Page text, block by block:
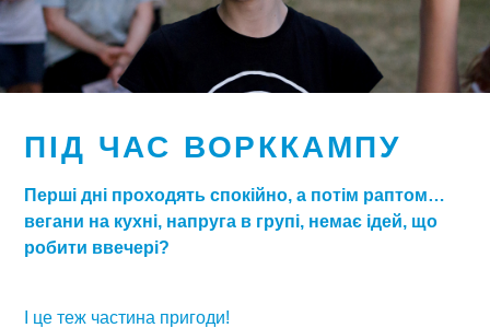
ПІД ЧАС ВОРККАМПУ
Перші дні проходять спокійно, а потім раптом…
вегани на кухні, напруга в групі, немає ідей, що
робити ввечері?
І це теж частина пригоди!